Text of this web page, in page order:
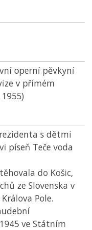
operní pěvkyní
v přímém
s dětmi
píseň Teče voda
do Košic,
ze Slovenska v
Pole.
ve Státním